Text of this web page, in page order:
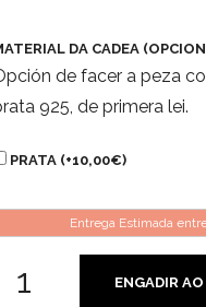
DA CADEA
de facer a peza
925, de primera lei.
PRATA (+10,00€)
Entrega Estimada
ENGADIR